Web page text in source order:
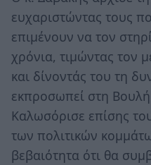
ευχαριστώντας τους
επιμένουν να τον
χρόνια, τιμώντας τον
και δίνοντάς του τη
εκπροσωπεί στη
Καλωσόρισε επίσης
των πολιτικών
βεβαιότητα ότι θα